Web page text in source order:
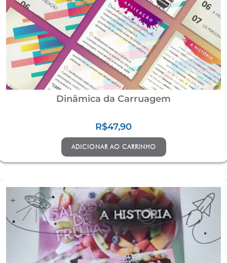
Dinâmica da Carruagem
R$47,90
ADICIONAR AO CARRINHO